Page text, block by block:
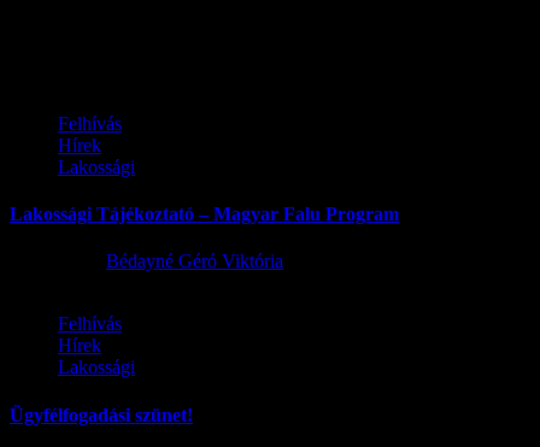
Felhívás
Hírek
Lakossági
Lakossági Tájékoztató – Magyar Falu Program
Bédayné Géró Viktória
Felhívás
Hírek
Lakossági
Ügyfélfogadási szünet!